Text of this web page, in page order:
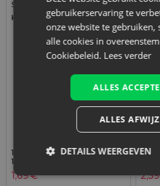
Stof: Satijn
Kleur:
10 stuks Satijnen zakjes 8 x
10 cm - lichtroze
1,69€
Stof:
25
2,59
gebruikerservaring te
onze website te gebruiken,
alle cookies in
Cookiebeleid. Lees verder
ALLES
ALLES
DETAILS WEERGEVEN